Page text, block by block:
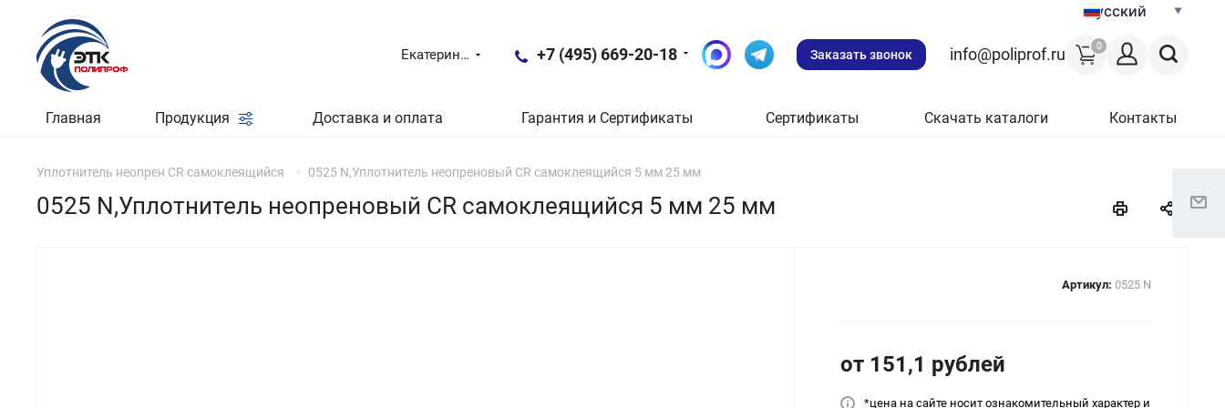
Русский
0
Екатеринбург +7 (495) 669-20-18 Заказать звонок info@poliprof.ru
Главная Продукция Доставка и оплата Гарантия и Сертификаты Сертификаты Скачать каталоги Контакты
Уплотнитель неопрен CR самоклеящийся 0525 N,Уплотнитель неопреновый CR самоклеящийся 5 мм 25 мм
0525 N,Уплотнитель неопреновый CR самоклеящийся 5 мм 25 мм
Артикул: 0525 N
от 151,1 рублей
*цена на сайте носит ознакомительный характер и